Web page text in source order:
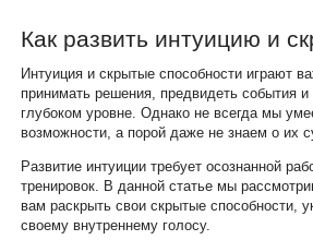
Как развить интуицию и
Интуиция и скрытые способности играют
принимать решения, предвидеть
глубоком уровне. Однако не всегда мы
возможности, а порой даже не знаем о их
Развитие интуиции требует осознанной
тренировок. В данной статье мы
вам раскрыть свои скрытые способности,
своему внутреннему голосу.